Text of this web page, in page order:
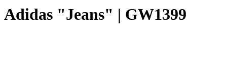
Adidas "Jeans" | GW1399